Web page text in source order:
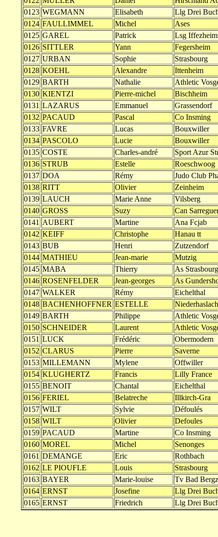
0123 WEGMANN Elisabeth
Llg Drei
0124 FAULLIMMEL Michel
Ases
0125 GAREL Patrick
Lsg Iffezheim
0126 SITTLER Yann
Fegersheim
0127 URBAN Sophie
Strasbourg
0128 KOEHL Alexandre
Ittenheim
0129 BARTH Nathalie
Athletic
0130 KIENTZI Pierre-michel
Bischheim
0131 LAZARUS Emmanuel
Grassendorf
0132 PACAUD Pascal
Co Insming
0133 FAVRE Lucas
Bouxwiller
0134 PASCOLO Lucie
Bouxwiller
0135 COSTE Charles-andré
Sport Azur
0136 STRUB Estelle
Roeschwoog
0137 DOA Rémy
Judo Club
0138 RITT Olivier
Zeinheim
0139 LAUCH Marie Anne
Vilsberg
0140 GROSS Suzy
Can
0141 AUBERT Martine
Ana Fcjab
0142 KEIFF Christophe
Hanau tt
0143 BUB Henri
Zutzendorf
0144 MATHIEU Jean-marie
Mutzig
0145 MABA Thierry
As Strasbourg
0146 ROSENFELDER Jean-georges
As
0147 WALKER Rémy
Eichelthal
0148 BACHENHOFFNER ESTELLE
Niederhaslach
0149 BARTH Philippe
Athletic
0150 SCHNEIDER Laurent
Athletic
0151 LUCK Frédéric
Obermodern
0152 CLARUS Pierre
Saverne
0153 MILLEMANN Mylene
Offwiller
0154 KLUGHERTZ Francis
Lilly France
0155 BENOIT Chantal
Eichelthal
0156 FERIEL Belatreche
Illkirch-Gra
0157 WILT Sylvie
Défoulés
0158 WILT Olivier
Defoules
0159 PACAUD Martine
Co Insming
0160 MOREL Michel
Senonges
0161 DEMANGE Eric
Rothbach
0162 LE PIOUFLE Louis
Strasbourg
0163 BAYER Marie-louise
Tv Bad
0164 ERNST Josefine
Llg Drei
0165 ERNST Friedrich Llg Drei